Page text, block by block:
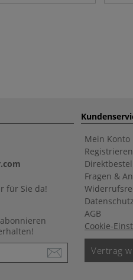
für Sie da!
Mein Konto
Registrieren
Fragen &
Datenschutz
AGB
Cookie-
Vertrag